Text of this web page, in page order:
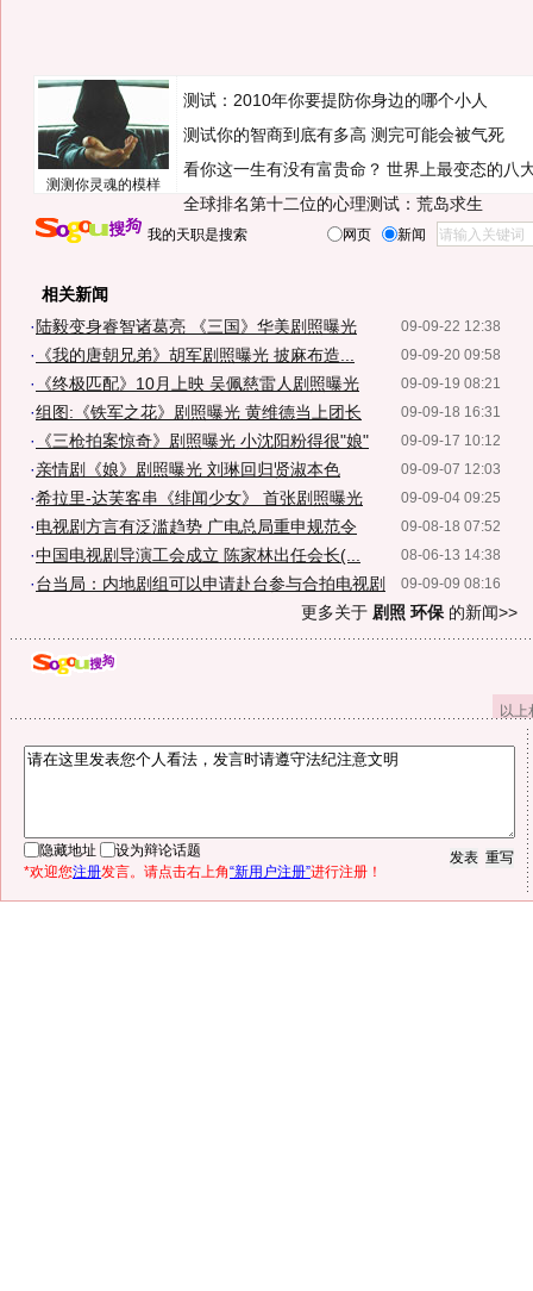
测测你灵魂的模样
测试：2010年你要提防你身边的哪个小人
测试你的智商到底有多高 测完可能会被气死
看你这一生有没有富贵命？ 世界上最变态的八
全球排名第十二位的心理测试：荒岛求生
我的天职是搜索 网页 新闻
相关新闻
09-09-22 12:38
· 陆毅变身睿智诸葛亮 《三国》华美剧照曝光
09-09-20 09:58
· 《我的唐朝兄弟》胡军剧照曝光 披麻布造...
09-09-19 08:21
· 《终极匹配》10月上映 吴佩慈雷人剧照曝光
09-09-18 16:31
·组图:《铁军之花》剧照曝光 黄维德当上团长
09-09-17 10:12
· 《三枪拍案惊奇》剧照曝光 小沈阳粉得很"娘"
09-09-07 12:03
·亲情剧《娘》剧照曝光 刘琳回归贤淑本色
09-09-04 09:25
·希拉里-达芙客串《绯闻少女》 首张剧照曝光
09-08-18 07:52
·电视剧方言有泛滥趋势 广电总局重申规范令
08-06-13 14:38
·中国电视剧导演工会成立 陈家林出任会长(...
09-09-09 08:16
·台当局：内地剧组可以申请赴台参与合拍电视剧
更多关于 剧照 环保 的新闻>>
以
隐藏地址
设为辩论话题
*欢迎您注册发言。请点击右上角“新用户注册”进行注册！